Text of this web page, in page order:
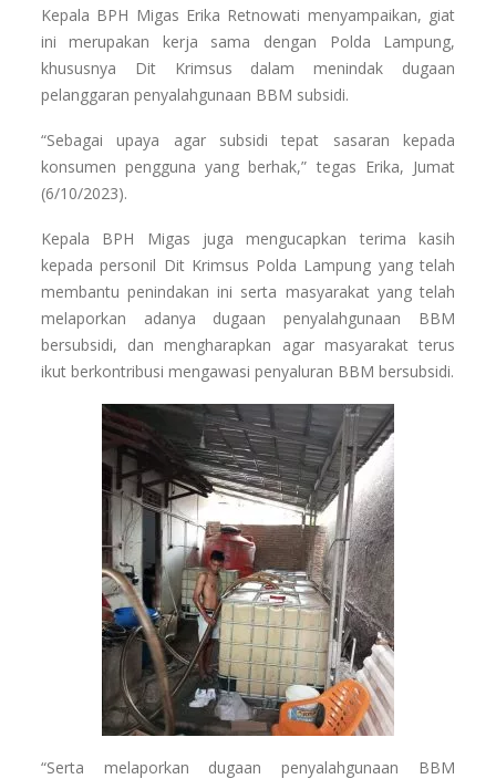
Kepala BPH Migas Erika Retnowati menyampaikan, giat
ini merupakan kerja sama dengan Polda Lampung,
khususnya Dit Krimsus dalam menindak dugaan
pelanggaran penyalahgunaan BBM subsidi.
“Sebagai upaya agar subsidi tepat sasaran kepada
konsumen pengguna yang berhak,” tegas Erika, Jumat
(6/10/2023).
Kepala BPH Migas juga mengucapkan terima kasih
kepada personil Dit Krimsus Polda Lampung yang telah
membantu penindakan ini serta masyarakat yang telah
melaporkan adanya dugaan penyalahgunaan BBM
bersubsidi, dan mengharapkan agar masyarakat terus
ikut berkontribusi mengawasi penyaluran BBM bersubsidi.
“Serta melaporkan dugaan penyalahgunaan BBM